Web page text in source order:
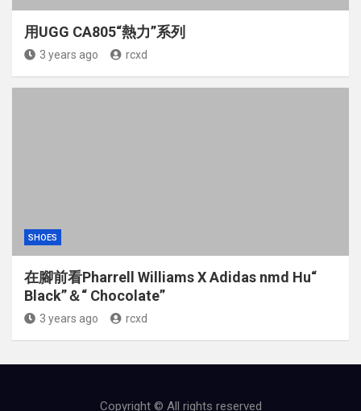
用UGG CA805“熱力”系列
3 years ago rcxd
SHOES
在腳前看Pharrell Williams X Adidas nmd Hu“
Black”＆“ Chocolate”
3 years ago rcxd
Copyright © All rights reserved